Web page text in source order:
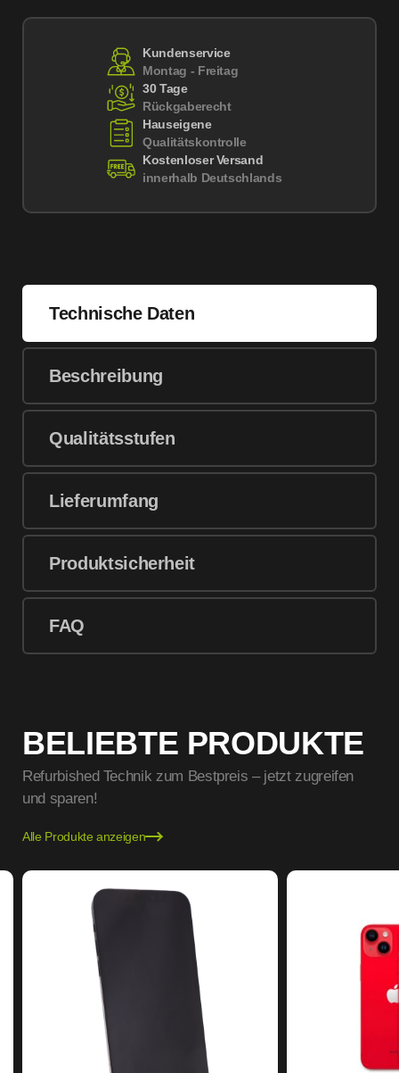
Kundenservice
Montag - Freitag
30 Tage
Rückgaberecht
Hauseigene
Qualitätskontrolle
Kostenloser Versand
innerhalb Deutschlands
Technische Daten
Beschreibung
Qualitätsstufen
Lieferumfang
Produktsicherheit
FAQ
BELIEBTE PRODUKTE
Refurbished Technik zum Bestpreis – jetzt zugreifen
und sparen!
Alle Produkte anzeigen